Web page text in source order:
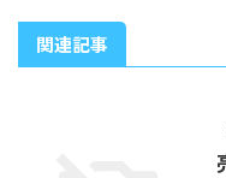
関連記事